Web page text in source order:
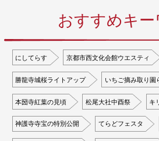
おすすめキー
にしてらす 京都市西文化会館ウエスティ
勝龍寺城桜ライトアップ いちご摘み取り園
本圀寺紅葉の見頃 松尾大社中酉祭 キ
神護寺寺宝の特別公開 てらどフェスタ